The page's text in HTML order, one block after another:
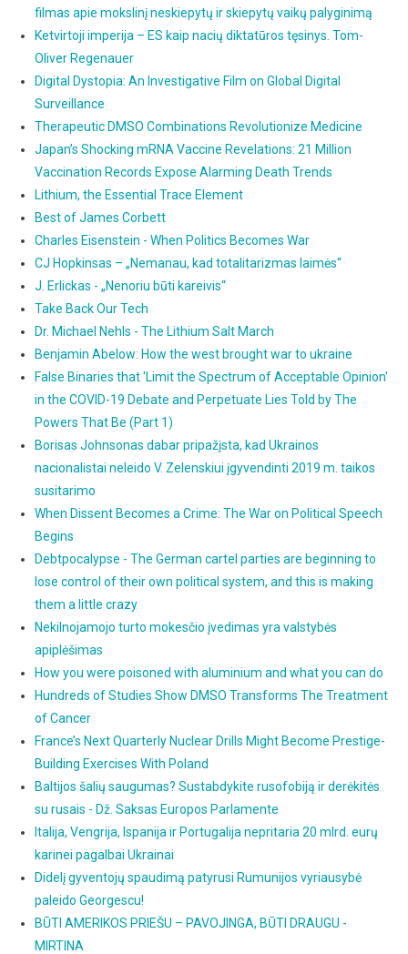
filmas apie mokslinį neskiepytų ir skiepytų vaikų palyginimą
Ketvirtoji imperija – ES kaip nacių diktatūros tęsinys. Tom-
Oliver Regenauer
Digital Dystopia: An Investigative Film on Global Digital
Surveillance
Therapeutic DMSO Combinations Revolutionize Medicine
Japan’s Shocking mRNA Vaccine Revelations: 21 Million
Vaccination Records Expose Alarming Death Trends
Lithium, the Essential Trace Element
Best of James Corbett
Charles Eisenstein - When Politics Becomes War
CJ Hopkinsas – „Nemanau, kad totalitarizmas laimės“
J. Erlickas - „Nenoriu būti kareivis“
Take Back Our Tech
Dr. Michael Nehls - The Lithium Salt March
Benjamin Abelow: How the west brought war to ukraine
False Binaries that 'Limit the Spectrum of Acceptable Opinion'
in the COVID-19 Debate and Perpetuate Lies Told by The
Powers That Be (Part 1)
Borisas Johnsonas dabar pripažįsta, kad Ukrainos
nacionalistai neleido V. Zelenskiui įgyvendinti 2019 m. taikos
susitarimo
When Dissent Becomes a Crime: The War on Political Speech
Begins
Debtpocalypse - The German cartel parties are beginning to
lose control of their own political system, and this is making
them a little crazy
Nekilnojamojo turto mokesčio įvedimas yra valstybės
apiplėšimas
How you were poisoned with aluminium and what you can do
Hundreds of Studies Show DMSO Transforms The Treatment
of Cancer
France’s Next Quarterly Nuclear Drills Might Become Prestige-
Building Exercises With Poland
Baltijos šalių saugumas? Sustabdykite rusofobiją ir derėkitės
su rusais - Dž. Saksas Europos Parlamente
Italija, Vengrija, Ispanija ir Portugalija nepritaria 20 mlrd. eurų
karinei pagalbai Ukrainai
Didelį gyventojų spaudimą patyrusi Rumunijos vyriausybė
paleido Georgescu!
BŪTI AMERIKOS PRIEŠU – PAVOJINGA, BŪTI DRAUGU -
MIRTINA